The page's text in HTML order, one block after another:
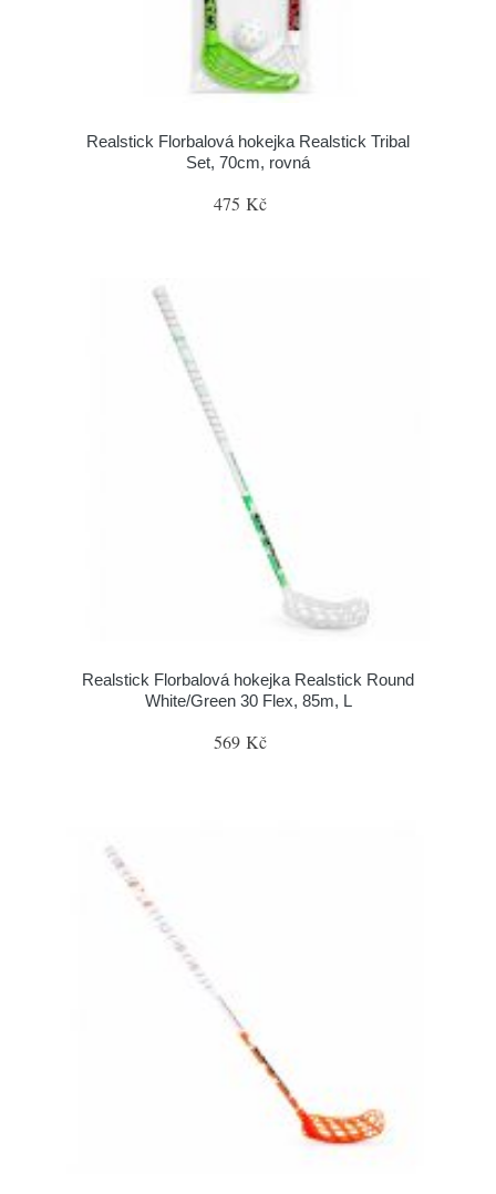
Realstick Florbalová hokejka Realstick Tribal
Set, 70cm, rovná
475 Kč
Realstick Florbalová hokejka Realstick Round
White/Green 30 Flex, 85m, L
569 Kč